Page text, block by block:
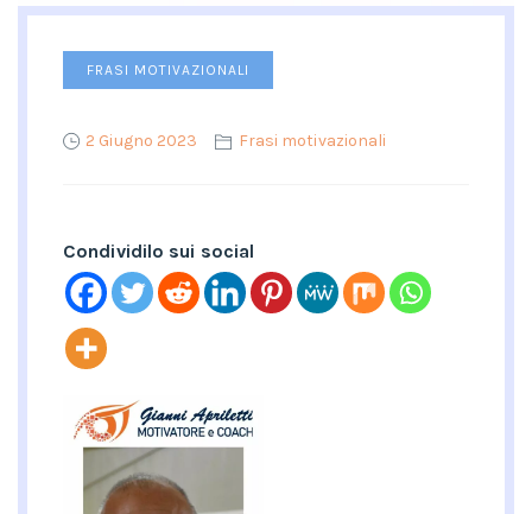
FRASI MOTIVAZIONALI
2 Giugno 2023 Frasi motivazionali
Condividilo sui social